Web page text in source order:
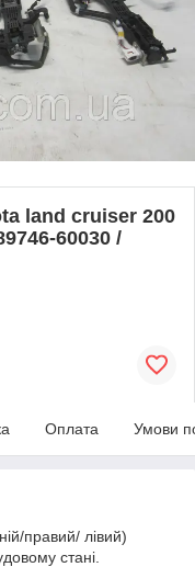
land cruiser 200
60030 /
Оплата Умови
правий/ лівий)
стані.